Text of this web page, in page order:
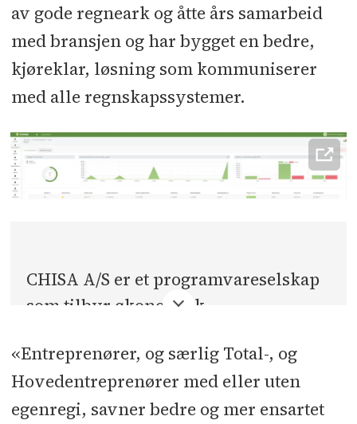
av gode regneark og åtte års samarbeid
med bransjen og har bygget en bedre,
kjøreklar, løsning som kommuniserer
med alle regnskapssystemer.
CHISA A/S er et programvareselskap
som tilbyr økonomisk
anleggsbransjen, som sikrer
betydelige effektiviseringsgevinster
gjennom automatisering, effektiv
«Entreprenører, og særlig Total-, og
Hovedentreprenører med eller uten
egenregi, savner bedre og mer ensartet